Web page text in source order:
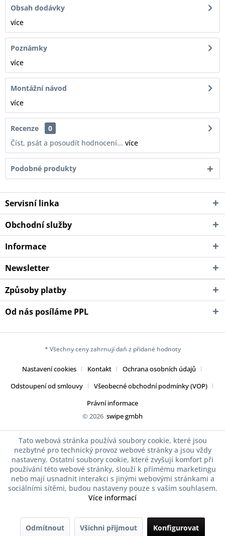
Obsah dodávky
více
Poznámky
více
Montážní návod
více
Recenze
0
Číst, psát a posoudít hodnocení... více
Podobné produkty
Servisní linka
Obchodní služby
Informace
Newsletter
Způsoby platby
Od nás posíláme PPL
* Všechny ceny zahrnují daň z přidané hodnoty
Nastavení cookies Kontakt
Ochrana osobních údajů
Odstoupení od smlouvy
Všeobecné obchodní podmínky (VOP)
Právní informace
© 2026 swipe gmbh
Tato webová stránka používá soubory cookie, které jsou
nezbytné pro technický provoz webové stránky a jsou vždy
nastaveny. Ostatní soubory cookie, které zvyšují komfort při
používání této webové stránky, slouží k přímému marketingu
nebo mají usnadnit interakci s jinými webovými stránkami a
sociálními sítěmi, budou nastaveny pouze s vaším souhlasem.
Více informací
Odmítnout Všichni přijmout Konfigurovat